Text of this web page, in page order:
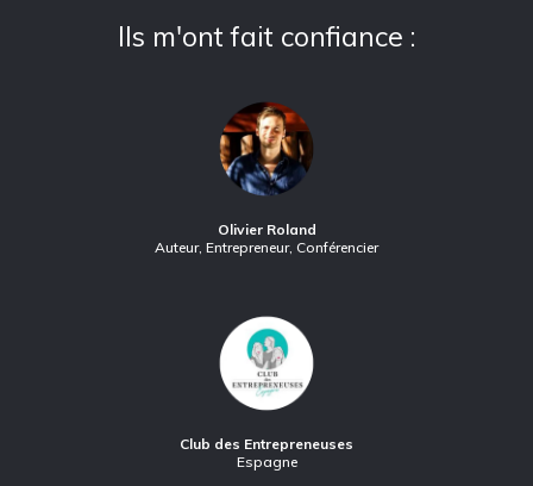
Ils m'ont fait confiance :
Olivier Roland
Auteur, Entrepreneur, Conférencier
Club des Entrepreneuses
Espagne